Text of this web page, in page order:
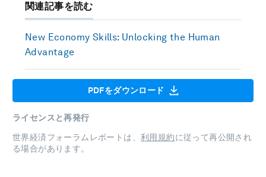
関連記事を読む
New Economy Skills: Unlocking the Human
Advantage
PDFをダウンロード
ライセンスと再発行
世界経済フォーラムレポートは、 利用規約に従って再公開され
る場合があります。